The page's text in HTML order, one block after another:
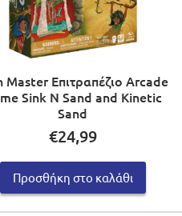
Master Επιτραπέζιο Arcade
Sink N Sand and Kinetic
Sand
€24,99
Προσθήκη στο καλάθι